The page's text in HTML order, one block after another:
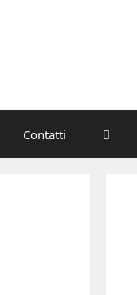
Contatti